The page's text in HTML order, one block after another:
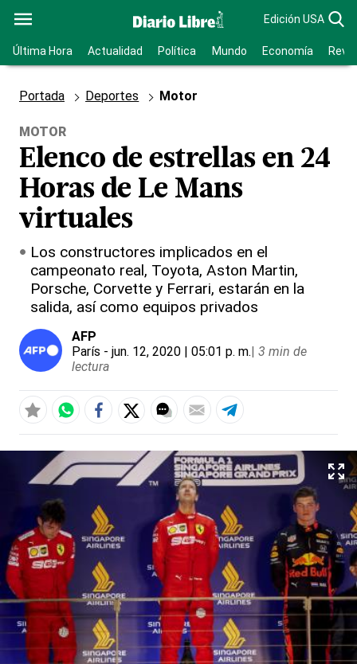
Edición USA
Última Hora Actualidad Política Mundo Economía
Portada Deportes Motor
MOTOR
Elenco de estrellas en 24
Horas de Le Mans
virtuales
Los constructores implicados en el
campeonato real, Toyota, Aston Martin,
Porsche, Corvette y Ferrari, estarán en la
salida, así como equipos privados
AFP
París - jun. 12, 2020 | 05:01 p. m.| 3 min de
lectura